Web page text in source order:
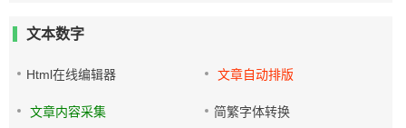
文本数字
Html在线编辑器 文章自动排版
文章内容采集 简繁字体转换